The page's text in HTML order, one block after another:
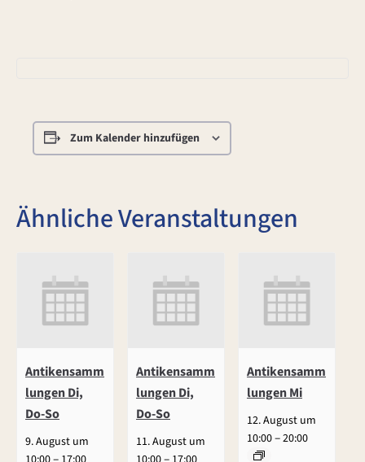
Zum Kalender hinzufügen
Ähnliche Veranstaltungen
Antikensamm
lungen Di,
Do-So
9. August um
–
Antikensamm
lungen Di,
Do-So
11. August um
–
Antikensamm
lungen Mi
12. August um
10:00–20:00